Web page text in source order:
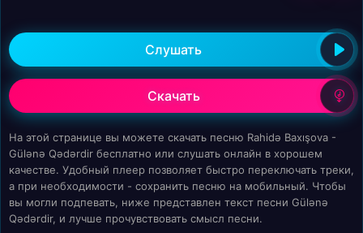
Слушать
Скачать
На этой странице вы можете скачать песню Rahidə Baxışova -
Gülənə Qədərdir бесплатно или слушать онлайн в хорошем
качестве. Удобный плеер позволяет быстро переключать треки,
а при необходимости - сохранить песню на мобильный. Чтобы
вы могли подпевать, ниже представлен текст песни Gülənə
Qədərdir, и лучше прочувствовать смысл песни.